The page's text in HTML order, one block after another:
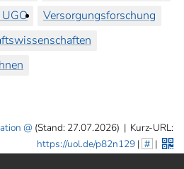
Versorgungsforschung
(Stand: 27.07.2026) | Kurz-URL:
https://uol.de/p82n129| # |